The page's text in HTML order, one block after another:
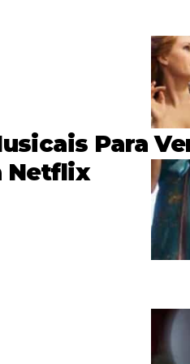
Para
Netflix